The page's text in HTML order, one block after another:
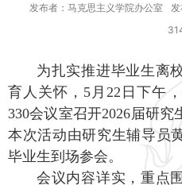
发布者：马克思主义学院办公室
为扎实推进毕业生离
育人关怀，5月22日下午
330会议室召开2026届研究
本次活动由研究生辅导员
毕业生到场参会。
会议内容详实，重点